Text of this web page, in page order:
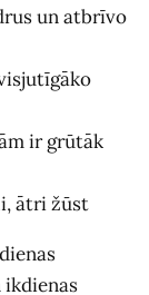
un atbrīvo
ir grūtāk
ātri žūst
ikdienas